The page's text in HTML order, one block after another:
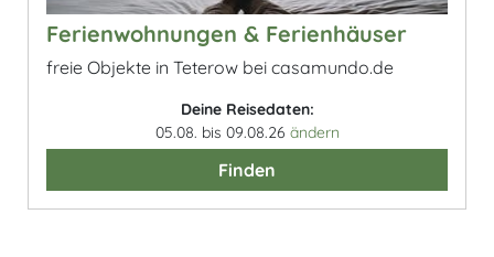
Ferienwohnungen & Ferienhäuser
freie Objekte in Teterow bei casamundo.de
Deine Reisedaten:
05.08. bis 09.08.26 ändern
Finden